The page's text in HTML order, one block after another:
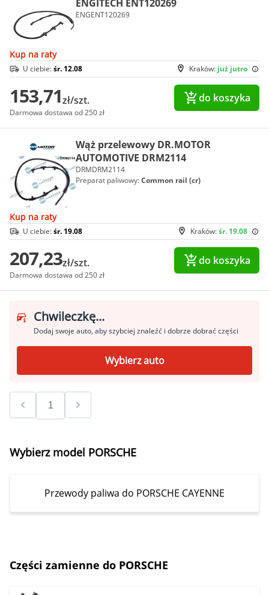
ENGITECH ENT120269
ENGENT120269
Kup na raty
Kraków: już jutro
U ciebie:śr. 12.08
153,71zł/szt.
Darmowa dostawa od 250 zł
do koszyka
Wąż przelewowy DR.MOTOR
AUTOMOTIVE DRM2114
DRMDRM2114
Preparat paliwowy:Common rail (cr)
Kup na raty
Kraków:śr. 19.08
U ciebie:śr. 19.08
207,23zł/szt.
Darmowa dostawa od 250 zł
do koszyka
Chwileczkę...
Dodaj swoje auto, aby szybciej znaleźć i dobrze dobrać części
Wybierz auto
Wybierz model PORSCHE
Przewody paliwa do PORSCHE CAYENNE
Części zamienne do PORSCHE